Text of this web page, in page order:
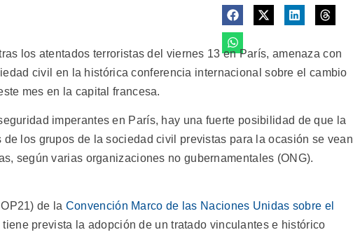
los atentados terroristas del viernes 13 en París, amenaza con
civil en la histórica conferencia internacional sobre el cambio
mes en la capital francesa.
imperantes en París, hay una fuerte posibilidad de que la
los grupos de la sociedad civil previstas para la ocasión se vean
según varias organizaciones no gubernamentales (ONG).
de la Convención Marco de las Naciones Unidas sobre el
prevista la adopción de un tratado vinculantes e histórico